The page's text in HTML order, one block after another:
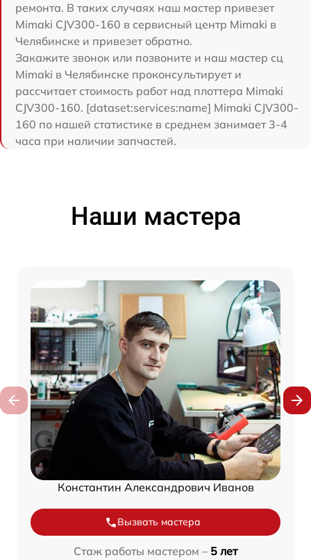
ремонта. В таких случаях наш мастер привезет
Mimaki CJV300-160 в сервисный центр Mimaki в
Челябинске и привезет обратно.
Закажите звонок или позвоните и наш мастер сц
Mimaki в Челябинске проконсультирует и
рассчитает стоимость работ над плоттера Mimaki
CJV300-160. [dataset:services:name] Mimaki CJV300-
160 по нашей статистике в среднем занимает 3-4
часа при наличии запчастей.
Наши мастера
Константин Александрович Иванов
Вызвать мастера
Стаж работы мастером – 5 лет